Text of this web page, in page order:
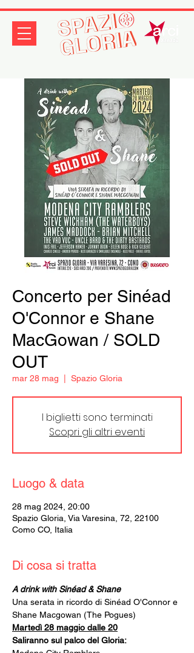
Concerto per Sinéad
O'Connor e Shane
MacGowan / SOLD
OUT
mar 28 mag Spazio Gloria
I biglietti sono terminati
Scopri gli altri eventi
Luogo & data
28 mag 2024, 20:00
Spazio Gloria, Via Varesina, 72, 22100
Como CO, Italia
Di cosa si tratta
A drink with Sinéad & Shane
Una serata in ricordo di Sinéad O'Connor e
Shane Macgowan (The Pogues)
Martedì 28 maggio dalle 20
Saliranno sul palco del Gloria: